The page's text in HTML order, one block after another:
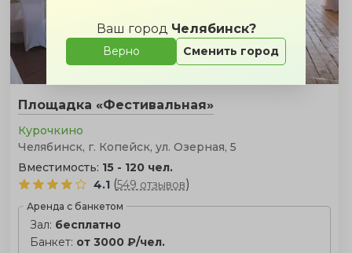
Ваш город Челябинск?
Верно Сменить город
Площадка «Фестивальная»
Курочкино
Челябинск, г. Копейск, ул. Озерная, 5
Вместимость: 15 - 120 чел.
4.1 (549 отзывов)
Аренда с банкетом
Зал: бесплатно
Банкет: от 3000 ₽/чел.